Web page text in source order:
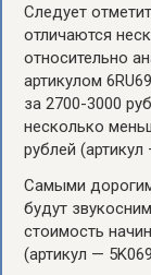
Следует
отличаются
относительно
артикулом
за 2700-3000
несколько
рублей
Самыми
будут
стоимость
(артикул —